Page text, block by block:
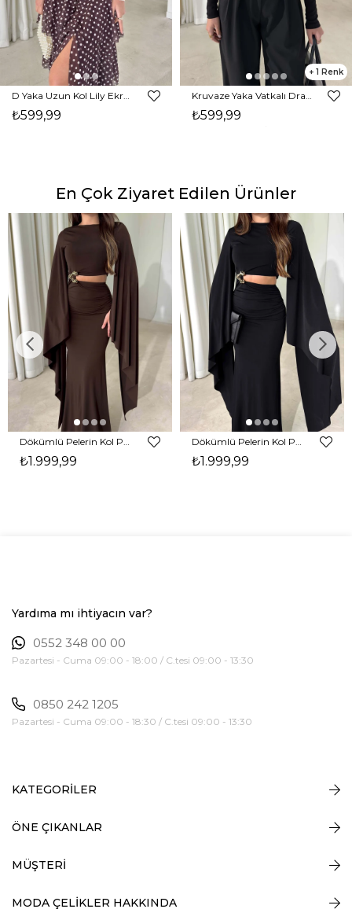
₺599,99
1
₺599,99
En Çok Ziyaret Edilen Ürünler
₺1.999,99 ₺1.999,99
Yardıma mı ihtiyacın var?
0552 348 00 00
Pazartesi - Cuma 09:00 - 18:00 / C.tesi 09:00 - 13:30
0850 242 1205
Pazartesi - Cuma 09:00 - 18:30 / C.tesi 09:00 - 13:30
KATEGORİLER
ÖNE ÇIKANLAR
MÜŞTERİ
MODA ÇELİKLER HAKKINDA